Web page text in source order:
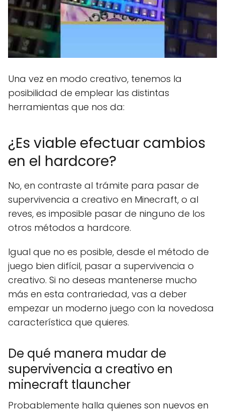
Una vez en modo creativo, tenemos la
posibilidad de emplear las distintas
herramientas que nos da:
¿Es viable efectuar cambios
en el hardcore?
No, en contraste al trámite para pasar de
supervivencia a creativo en Minecraft, o al
reves, es imposible pasar de ninguno de los
otros métodos a hardcore.
Igual que no es posible, desde el método de
juego bien difícil, pasar a supervivencia o
creativo. Si no deseas mantenerse mucho
más en esta contrariedad, vas a deber
empezar un moderno juego con la novedosa
característica que quieres.
De qué manera mudar de
supervivencia a creativo en
minecraft tlauncher
Probablemente halla quienes son nuevos en